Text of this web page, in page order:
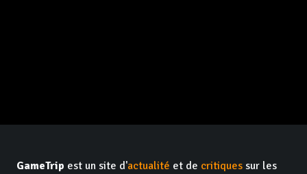
GameTrip est un site d'actualité et de critiques sur les